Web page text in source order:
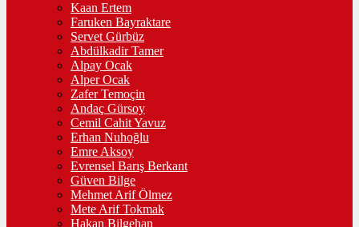
Kaan Ertem
Faruken Bayraktare
Servet Gürbüz
Abdülkadir Tamer
Alpay Ocak
Alper Ocak
Zafer Temoçin
Andaç Gürsoy
Cemil Cahit Yavuz
Erhan Nuhoğlu
Emre Aksoy
Evrensel Barış Berkant
Güven Bilge
Mehmet Arif Ölmez
Mete Arif Tokmak
Hakan Bilgehan